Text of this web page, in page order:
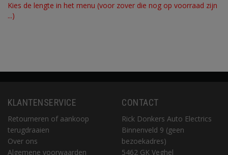
Kies de lengte in het menu (voor zover die nog op voorraad zijn
...)
KLANTENSERVICE
Retourneren of aankoop
terugdraaien
Over ons
Algemene voorwaarden
CONTACT
Rick Donkers Auto Electrics
Binnenveld 9 (geen
bezoekadres)
5462 GK Veghel